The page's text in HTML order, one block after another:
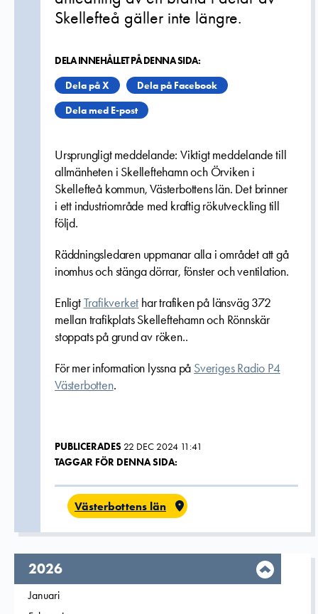
Skellefteå gäller inte längre.
DELA INNEHÅLLET PÅ DENNA SIDA:
Dela på X
Dela på Facebook
Dela med E-post
Ursprungligt meddelande: Viktigt meddelande till
allmänheten i Skelleftehamn och Örviken i
Skellefteå kommun, Västerbottens län. Det brinner
i ett industriområde med kraftig rökutveckling till
följd.
Räddningsledaren uppmanar alla i området att gå
inomhus och stänga dörrar, fönster och ventilation.
EnligtTrafikverket har trafiken på länsväg 372
mellan trafikplats Skelleftehamn och Rönnskär
stoppats på grund av röken..
För mer information lyssna på Sveriges Radio P4
Västerbotten.
PUBLICERADES 22 DEC 2024 11:41
TAGGAR FÖR DENNA SIDA:
Västerbottens län
År,
2026
Filtrera på
Januari